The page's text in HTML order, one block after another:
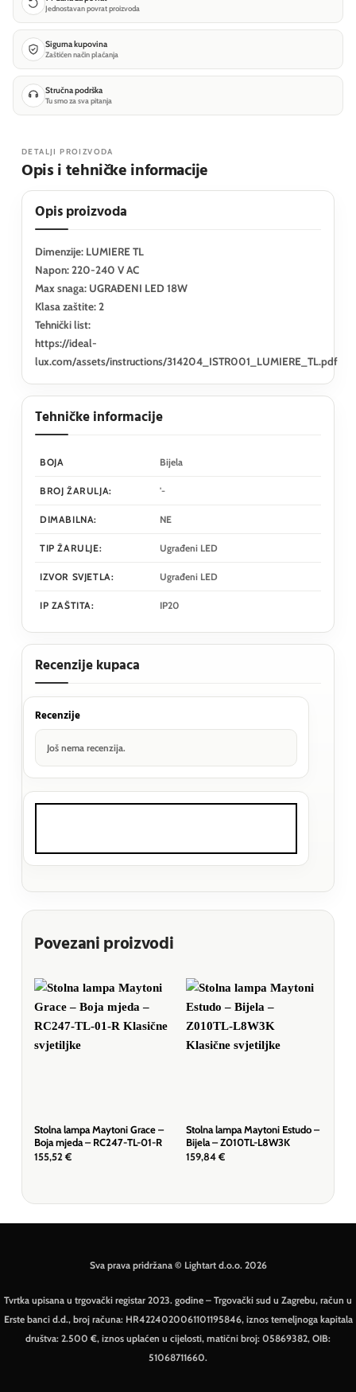
Jednostavan povrat proizvoda
Sigurna kupovina
Zaštićen način plaćanja
Stručna podrška
Tu smo za sva pitanja
DETALJI PROIZVODA
Opis i tehničke informacije
Opis proizvoda
Dimenzije: LUMIERE TL
Napon: 220-240 V AC
Max snaga: UGRAĐENI LED 18W
Klasa zaštite: 2
Tehnički list:
https://ideal-
lux.com/assets/instructions/314204_ISTR001_LUMIERE_TL.pdf
Tehničke informacije
BOJA Bijela
BROJ ŽARULJA: '-
DIMABILNA: NE
TIP ŽARULJE: Ugrađeni LED
IZVOR SVJETLA: Ugrađeni LED
IP ZAŠTITA: IP20
Recenzije kupaca
Recenzije
Još nema recenzija.
Povezani proizvodi
Stolna lampa Maytoni Grace –
Boja mjeda – RC247-TL-01-R
155,52 €
Stolna lampa Maytoni Estudo –
Bijela – Z010TL-L8W3K
159,84 €
Sva prava pridržana © Lightart d.o.o. 2026
Tvrtka upisana u trgovački registar 2023. godine – Trgovački sud u Zagrebu, račun u
Erste banci d.d., broj računa: HR4224020061101195846, iznos temeljnoga kapitala
društva: 2.500 €, iznos uplaćen u cijelosti, matični broj: 05869382, OIB:
51068711660.